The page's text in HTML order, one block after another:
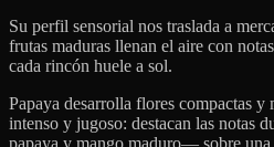
Su perfil sensorial nos traslada a
frutas maduras llenan el aire con
cada rincón huele a sol.
Papaya desarrolla flores compactas y
intenso y jugoso: destacan las notas
papaya y mango maduro— sobre una